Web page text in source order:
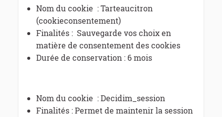
Nom du cookie : Tarteaucitron
(cookieconsentement)
Finalités : Sauvegarde vos choix en
matière de consentement des cookies
Durée de conservation : 6 mois
Nom du cookie : Decidim_session
Finalités : Permet de maintenir la session